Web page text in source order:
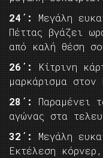
24΄:
Μεγάλη
Πέττας βγάζει
από καλή θέση
26΄:
Κίτρινη
μαρκάρισμα στον
28΄:
Παραμένει
αγώνας στα
32΄:
Μεγάλη
Εκτέλεση